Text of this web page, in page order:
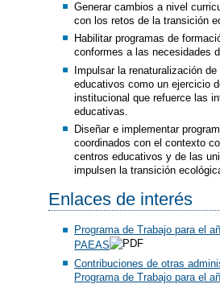
Generar cambios a nivel
con los retos de la transición
Habilitar programas de
conformes a las necesidades
Impulsar la renaturalización
educativos como un ejercicio
institucional que refuerce las
educativas.
Diseñar e implementar
coordinados con el contexto
centros educativos y de las
impulsen la transición
Enlaces de interés
Programa de Trabajo para el
PAEAS
Contribuciones de otras
Programa de Trabajo para el